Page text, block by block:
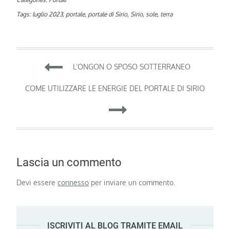
Tags: luglio 2023, portale, portale di Sirio, Sirio, sole, terra
Navigazione
articoli
L’ONGON O SPOSO SOTTERRANEO
COME UTILIZZARE LE ENERGIE DEL PORTALE DI SIRIO
Lascia un commento
Devi essereconnesso per inviare un commento.
ISCRIVITI AL BLOG TRAMITE EMAIL